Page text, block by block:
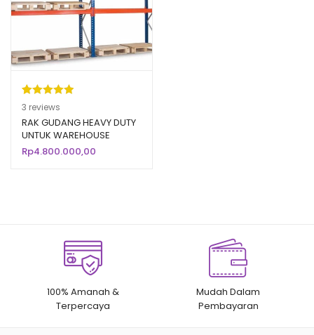
Peringkat
5.00 dari 5
berdasarka
n
3
penilaian
3 reviews
RAK GUDANG HEAVY DUTY
UNTUK WAREHOUSE
PABRIK / INDUSTRI
Rp4.800.000,00
100% Amanah &
Terpercaya
Mudah Dalam
Pembayaran